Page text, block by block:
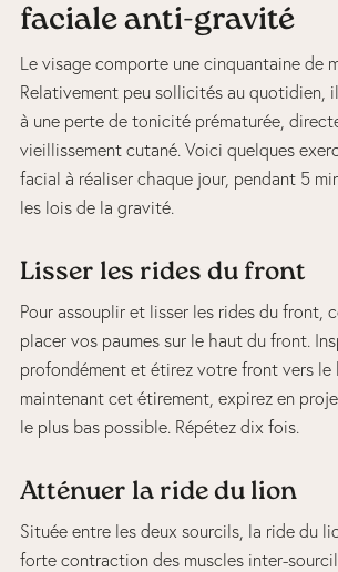
faciale anti-gravité
Le visage comporte une cinquantaine de
Relativement peu sollicités au quotidien,
à une perte de tonicité prématurée,
vieillissement cutané. Voici quelques
facial à réaliser chaque jour, pendant 5
les lois de la gravité.
Lisser les rides du front
Pour assouplir et lisser les rides du front,
placer vos paumes sur le haut du front.
profondément et étirez votre front vers le
maintenant cet étirement, expirez en
le plus bas possible. Répétez dix fois.
Atténuer la ride du lion
Située entre les deux sourcils, la ride du
forte contraction des muscles inter-